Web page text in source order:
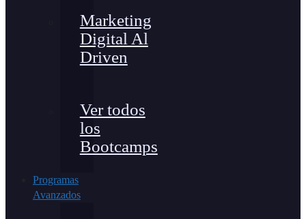
Marketing
Digital Al
Driven
Ver todos
los
Bootcamps
Programas
Avanzados